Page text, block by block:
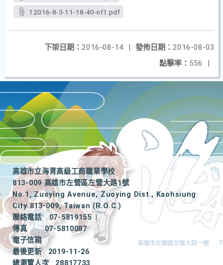
12016-8-3-11-18-40-nf1.pdf
發佈日期： 2016-08-03
下架日期： 2016-08-14
|
點擊率： 556 |
高雄市立海青高級工商職業學校
813-009 高雄市左營區左營大路1號
No.1, Zuoying Avenue, Zuoying Dist., Kaohsiung
City 813-009, Taiwan (R.O.C.)
聯絡電話
07-5819155
|
傳真
07-5810087
電子信箱
最後更新
2019-11-26
總瀏覽人次
28817733